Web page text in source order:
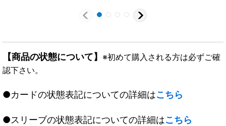
【商品の状態について】 ※初めて購入される方は必ずご確
認下さい。
●カードの状態表記についての詳細はこちら
●スリーブの状態表記についての詳細はこちら